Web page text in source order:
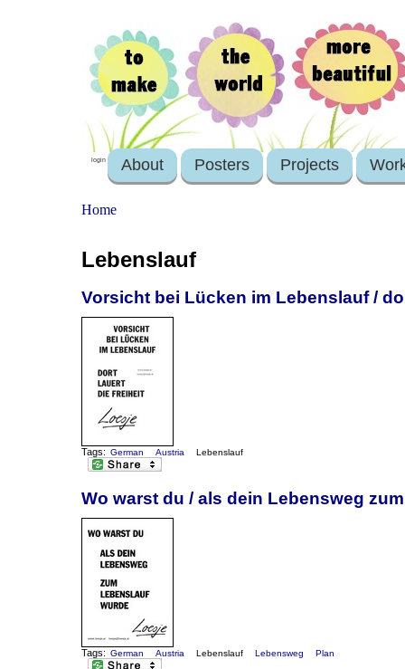
login About Posters Projects
Home
Lebenslauf
Vorsicht bei Lücken im Lebenslauf /
Tags: German Austria Lebenslauf
Wo warst du / als dein Lebensweg
Tags: German Austria Lebenslauf Lebensweg Plan